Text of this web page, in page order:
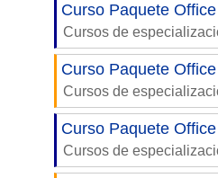
Curso Paquete
Cursos de
Curso Paquete
Cursos de
Curso Paquete
Cursos de